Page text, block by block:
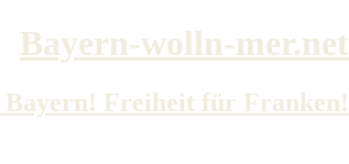
Bayern-wolln-mer.net
Freiheit für Franken!